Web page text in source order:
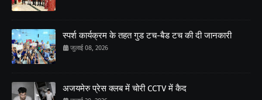
स्पर्श कार्यक्रम के तहत गुड टच-बैड टच की दी जानकारी
जुलाई 08, 2026
अजयमेरु प्रेस क्लब में चोरी CCTV में कैद